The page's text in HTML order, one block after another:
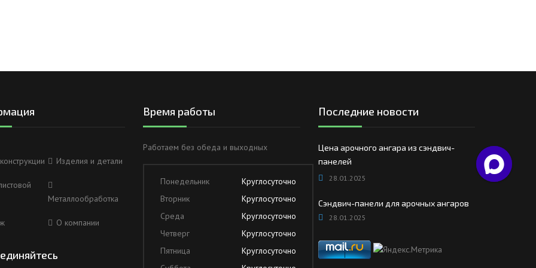
Изделия и детали
Металлообработка
О компании
Время работы
Работаем без обеда и выходных
Понедельник
Круглосуточно
Вторник
Круглосуточно
Среда
Круглосуточно
Четверг
Круглосуточно
Пятница
Круглосуточно
Последние новости
Цена арочного ангара из сэндвич-
панелей
28.01.2025
Сэндвич-панели для арочных ангаров
28.01.2025